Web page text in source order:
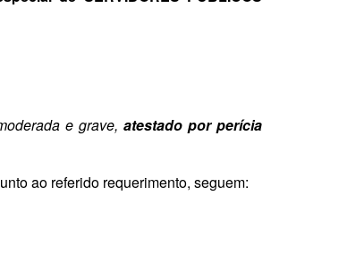
e grave, atestado por perícia
ao referido requerimento, seguem: